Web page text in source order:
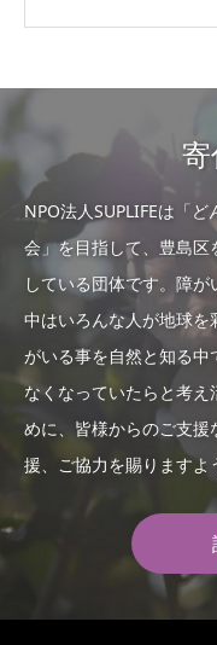
NPO法人SUPLIFEは「
会」を目指して、豊島
している団体です。障
中はいろんな人が地球
がいる事を自然と知る中
なくなっていたらと考
めに、皆様からのご支
援、ご協力を賜りますよ